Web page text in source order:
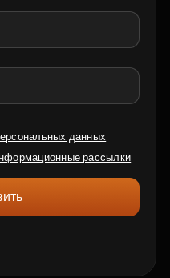
данных
рассылки